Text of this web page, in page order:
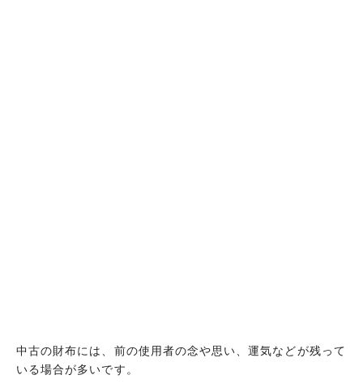
中古の財布には、前の使用者の念や思い、運気などが残って
いる場合が多いです。